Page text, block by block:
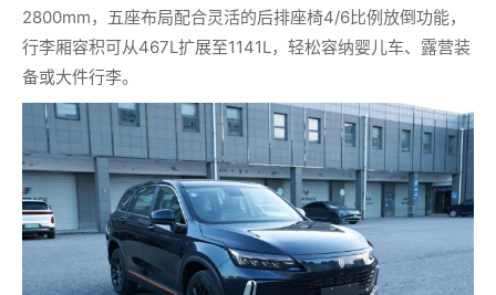
2800mm，五座布局配合灵活的后排座椅4/6比例放倒功能，
行李厢容积可从467L扩展至1141L，轻松容纳婴儿车、露营装
备或大件行李。